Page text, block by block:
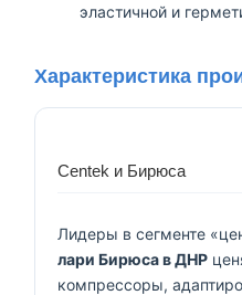
эластичной и
Характеристика
Centek и Бирюса
Лидеры в сегменте
лари Бирюса в ДНР
компрессоры,